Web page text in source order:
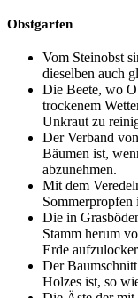
Obstgarten
Vom Steinobst
dieselben auch
Die Beete, wo
trockenem
Unkraut zu
Der Verband
Bäumen ist,
abzunehmen.
Mit dem
Sommerpropfen
Die in
Stamm herum
Erde
Der
Holzes ist, so